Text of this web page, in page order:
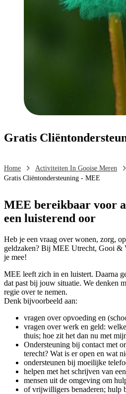
Gratis
Home Activiteiten In Gooise Meren
Gratis Cliëntondersteuning - MEE
MEE bereikbaar voor
een luisterend oor
Heb je een vraag over wonen, zorg,
geldzaken? Bij MEE Utrecht, Gooi &
je mee!
MEE leeft zich in en luistert. Daarna
dat past bij jouw situatie. We denken
regie over te nemen.
Denk bijvoorbeeld aan:
vragen over opvoeding en
vragen over werk en geld:
thuis; hoe zit het dan nu met
Ondersteuning bij contact met
terecht? Wat is er open en wat
ondersteunen bij moeilijke
helpen met het schrijven van
mensen uit de omgeving om
of vrijwilligers benaderen; hulp